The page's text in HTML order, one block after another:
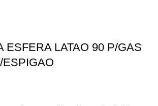
ESFERA LATAO 90 P/GAS
ESPIGAO